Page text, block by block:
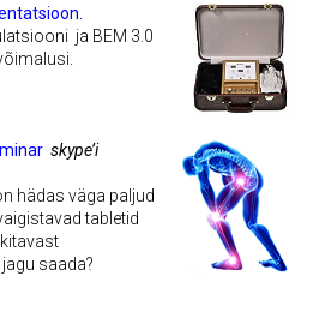
ja BEM 3.0
skype’i
hädas väga paljud
tabletid
saada?